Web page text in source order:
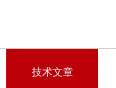
技术文章